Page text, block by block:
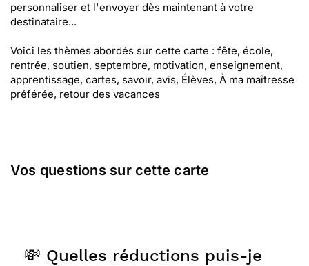
personnaliser et l'envoyer dès maintenant à votre
destinataire...
Voici les thèmes abordés sur cette carte : fête, école,
rentrée, soutien, septembre, motivation, enseignement,
apprentissage, cartes, savoir, avis, Élèves, À ma maîtresse
préférée, retour des vacances
Vos questions sur cette carte
💸 Quelles réductions puis-je